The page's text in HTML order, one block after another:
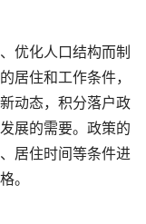
优化人口结构而制
居住和工作条件，
动态，积分落户政
展的需要。政策的
居住时间等条件进
。